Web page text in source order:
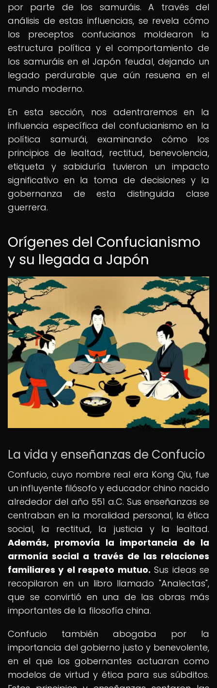
por parte de los samuráis. A través del
análisis de estas influencias, se revela cómo
los preceptos confucianos moldearon la
estructura política y el comportamiento de
los samuráis en el Japón feudal, dejando un
legado perdurable que aún resuena en el
mundo moderno.
En esta sección, nos adentraremos en la
influencia específica del confucianismo en la
política samurái, examinando cómo los
principios de lealtad, rectitud, benevolencia,
etiqueta y sabiduría tuvieron un impacto
significativo en la toma de decisiones y la
gobernanza de esta distinguida clase
guerrera.
Orígenes del Confucianismo
y su llegada a Japón
La vida y enseñanzas de Confucio
Confucio, cuyo nombre real era Kong Qiu, fue
un influyente filósofo y educador chino nacido
alrededor del año 551 a.C. Sus enseñanzas se
centraban en la moralidad personal, la ética
social, la rectitud, la justicia y la lealtad.
Además, promovía la importancia de la
armonía social a través de las relaciones
familiares y el respeto mutuo. Sus ideas se
recopilaron en un libro llamado "Analectas",
que se convirtió en una de las obras más
importantes de la filosofía china.
Confucio también abogaba por la
importancia del gobierno justo y benevolente,
en el que los gobernantes actuaran como
modelos de virtud y ética para sus súbditos.